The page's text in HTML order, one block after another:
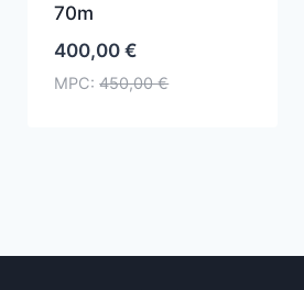
70m
400,00€
MPC:450,00€